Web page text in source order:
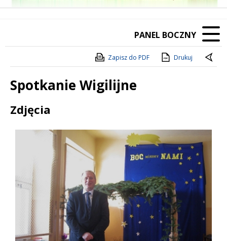
PANEL BOCZNY
Zapisz do PDF Drukuj
Spotkanie Wigilijne
Treść
Zdjęcia